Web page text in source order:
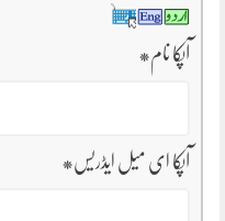
آپکا نام*
آپکا ای میل ایڈریس*